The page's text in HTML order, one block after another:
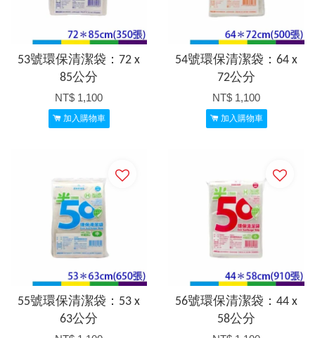
53號環保清潔袋：72 x
85公分
NT$ 1,100
加入購物車
54號環保清潔袋：64 x
72公分
NT$ 1,100
加入購物車
55號環保清潔袋：53 x
63公分
56號環保清潔袋：44 x
58公分